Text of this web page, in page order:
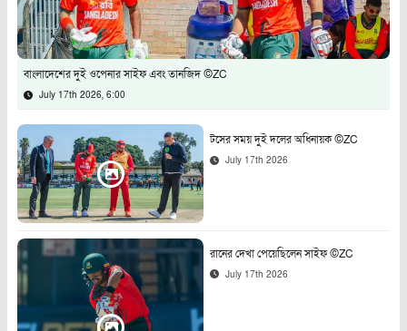
বাংলাদেশের দুই ওপেনার সাইফ এবং তানজিদ ©ZC
July 17th 2026, 6:00
টসের সময় দুই দলের অধিনায়ক ©ZC
July 17th 2026
রানের দেখা পেয়েছিলেন সাইফ ©ZC
July 17th 2026